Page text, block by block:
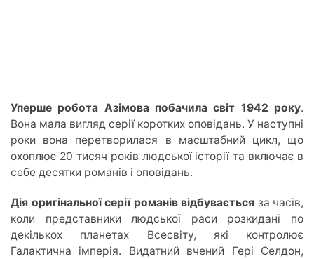
Уперше робота Азімова побачила світ 1942 року.
Вона мала вигляд серії коротких оповідань. У наступні
роки вона перетворилася в масштабний цикл, що
охоплює 20 тисяч років людської історії та включає в
себе десятки романів і оповідань.
Дія оригінальної серії романів відбувається за часів,
коли представники людської раси розкидані по
декількох планетах Всесвіту, які контролює
Галактична імперія. Видатний вчений Гері Селдон,